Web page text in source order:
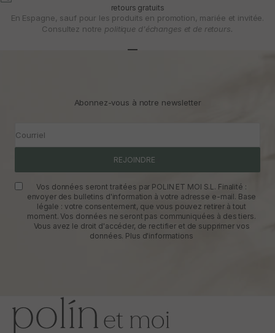
retours gratuits
En Espagne, sauf pour les produits en promotion, mariée et invitée.
Consultez notre politique d'échanges et de retours.
Abonnez-vous à notre newsletter
Courriel
REJOINDRE
Vos données seront traitées par POLIN ET MOI S.L. Finalité :
envoyer des bulletins d'information à votre adresse e-mail. Base
légale : votre consentement, que vous pouvez retirer à tout
moment. Vos données ne seront pas communiquées à des tiers.
Vous avez le droit d'accéder, de rectifier et de supprimer vos
données. Plus d'informations